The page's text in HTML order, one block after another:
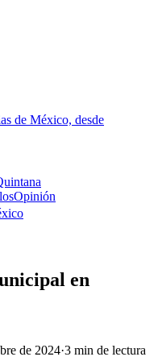
de México, desde
Opinión
en
de 2024·3 min de lectura